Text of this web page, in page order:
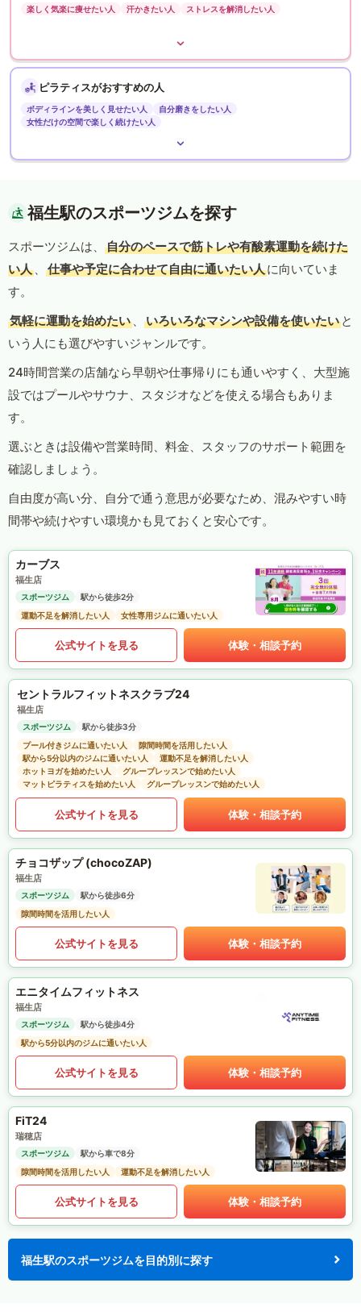
楽しく気楽に痩せたい人 汗かきたい人 ストレスを解消したい人
ピラティスがおすすめの人
ボディラインを美しく見せたい人
自分磨きをしたい人
女性だけの空間で楽しく続けたい人
福生駅のスポーツジムを探す
スポーツジムは、
自分のペースで筋トレや有酸素運動を続けた
い人 、 仕事や予定に合わせて自由に通いたい人に向いていま
す。
気軽に運動を始めたい 、 いろいろなマシンや設備を使いたい と
いう人にも選びやすいジャンルです。
24時間営業の店舗なら早朝や仕事帰りにも通いやすく、大型施
設ではプールやサウナ、スタジオなどを使える場合もありま
す。
選ぶときは設備や営業時間、料金、スタッフのサポート範囲を
確認しましょう。
自由度が高い分、自分で通う意思が必要なため、混みやすい時
間帯や続けやすい環境かも見ておくと安心です。
カーブス
福生店
スポーツジム
駅から徒歩2分
運動不足を解消したい人
女性専用ジムに通いたい人
公式サイトを見る 体験・相談予約
セントラルフィットネスクラブ24
福生店
スポーツジム
駅から徒歩3分
プール付きジムに通いたい人
隙間時間を活用したい人
駅から5分以内のジムに通いたい人
運動不足を解消したい人
ホットヨガを始めたい人
グループレッスンで始めたい人
マットピラティスを始めたい人
グループレッスンで始めたい人
公式サイトを見る 体験・相談予約
チョコザップ (chocoZAP)
福生店
スポーツジム
駅から徒歩6分
隙間時間を活用したい人
公式サイトを見る 体験・相談予約
エニタイムフィットネス
福生店
スポーツジム
駅から徒歩4分
駅から5分以内のジムに通いたい人
公式サイトを見る 体験・相談予約
FiT24
瑞穂店
スポーツジム
駅から車で8分
隙間時間を活用したい人
運動不足を解消したい人
公式サイトを見る 体験・相談予約
福生駅のスポーツジムを目的別に探す